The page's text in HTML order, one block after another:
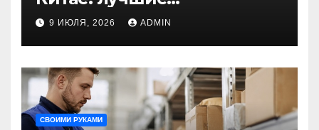
направления для
незабываемого
путешествия
9 ИЮЛЯ, 2026 ADMIN
СВОИМИ РУКАМИ